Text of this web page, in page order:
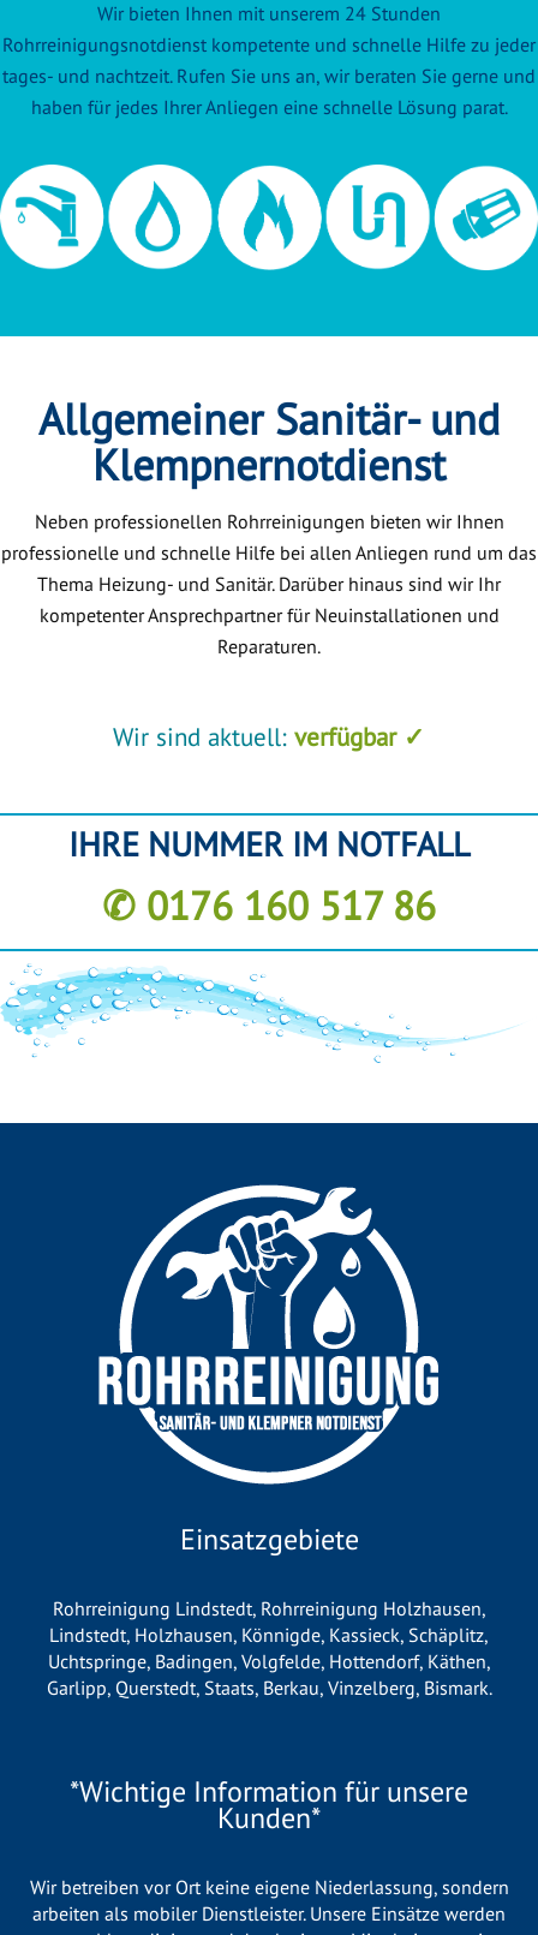
Wir bieten Ihnen mit unserem 24 Stunden
Rohrreinigungsnotdienst kompetente und schnelle Hilfe zu jeder
tages- und nachtzeit. Rufen Sie uns an, wir beraten Sie gerne und
haben für jedes Ihrer Anliegen eine schnelle Lösung parat.
Allgemeiner Sanitär- und
Klempnernotdienst
Neben professionellen Rohrreinigungen bieten wir Ihnen
professionelle und schnelle Hilfe bei allen Anliegen rund um das
Thema Heizung- und Sanitär. Darüber hinaus sind wir Ihr
kompetenter Ansprechpartner für Neuinstallationen und
Reparaturen.
Wir sind aktuell: verfügbar ✓
IHRE NUMMER IM NOTFALL
✆ 0176 160 517 86
Einsatzgebiete
Rohrreinigung Lindstedt, Rohrreinigung Holzhausen,
Lindstedt, Holzhausen, Könnigde, Kassieck, Schäplitz,
Uchtspringe, Badingen, Volgfelde, Hottendorf, Käthen,
Garlipp, Querstedt, Staats, Berkau, Vinzelberg, Bismark.
*Wichtige Information für unsere
Kunden*
Wir betreiben vor Ort keine eigene Niederlassung, sondern
arbeiten als mobiler Dienstleister. Unsere Einsätze werden